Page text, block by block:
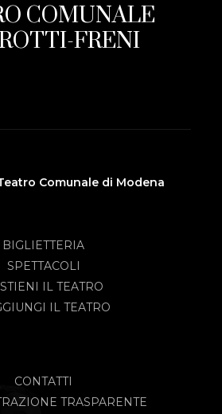
COMUNALE
FRENI
Comunale di Modena
BIGLIETTERIA
SPETTACOLI
IL TEATRO
IL TEATRO
CONTATTI
TRASPARENTE